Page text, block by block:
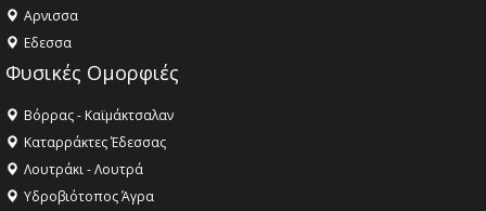
Aρνισσα
Eδεσσα
Φυσικές Ομορφιές
Βόρρας - Καϊμάκτσαλαν
Καταρράκτες Έδεσσας
Λουτράκι - Λουτρά
Υδροβιότοπος Άγρα